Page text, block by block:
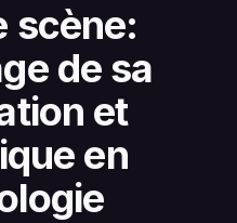
scène:
de sa
et
en